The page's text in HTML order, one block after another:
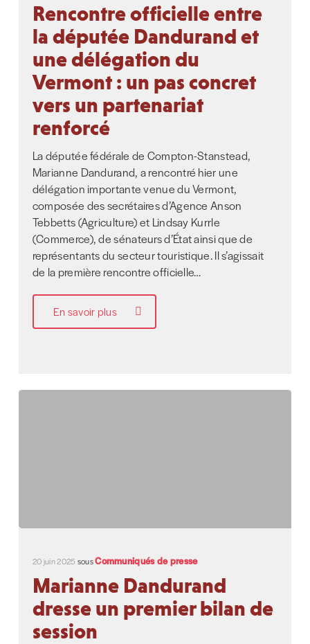
Rencontre officielle entre
la députée Dandurand et
une délégation du
Vermont : un pas concret
vers un partenariat
renforcé
La députée fédérale de Compton-Stanstead,
Marianne Dandurand, a rencontré hier une
délégation importante venue du Vermont,
composée des secrétaires d’Agence Anson
Tebbetts (Agriculture) et Lindsay Kurrle
(Commerce), de sénateurs d’État ainsi que de
représentants du secteur touristique. Il s’agissait
de la première rencontre officielle…
En savoir plus
20 juin 2025 sousCommuniqués de presse
Marianne Dandurand
dresse un premier bilan de
session